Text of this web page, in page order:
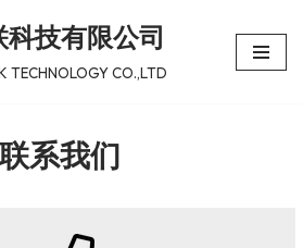
技有限公司
TECHNOLOGY CO.,LTD
联系我们